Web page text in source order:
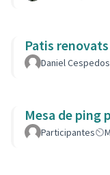
Patis
Daniel
Mesa de ping
Participantes